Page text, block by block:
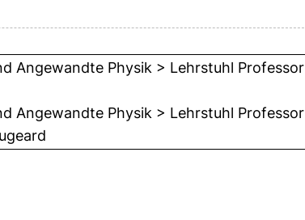
Angewandte Physik > Lehrstuhl Professor
Angewandte Physik > Lehrstuhl Professor